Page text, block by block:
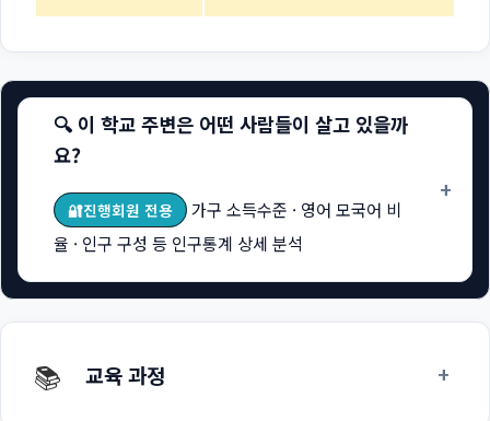
🔍 이 학교 주변은 어떤 사람들이 살고 있을까
요?
🔐진행회원 전용
가구 소득수준 · 영어 모국어 비
율 · 인구 구성 등 인구통계 상세 분석
+
📚 교육 과정 +